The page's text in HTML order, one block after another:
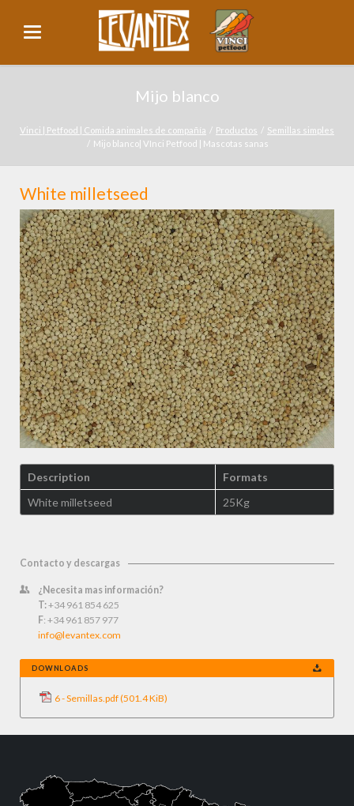
Mijo blanco
Vinci | Petfood | Comida animales de compañía Productos
Semillas simples
Mijo blanco| VInci Petfood | Mascotas sanas
White milletseed
Description
Formats
White milletseed
25Kg
Contacto y descargas
¿Necesita mas información?
T:+34 961 854 625
F: +34 961 857 977
info@levantex.com
DOWNLOADS
6 - Semillas.pdf(501.4 KiB)